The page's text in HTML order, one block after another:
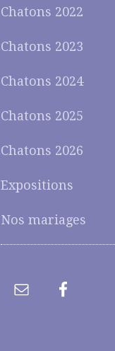
Chatons 2022
Chatons 2023
Chatons 2024
Chatons 2025
Chatons 2026
Expositions
Nos mariages